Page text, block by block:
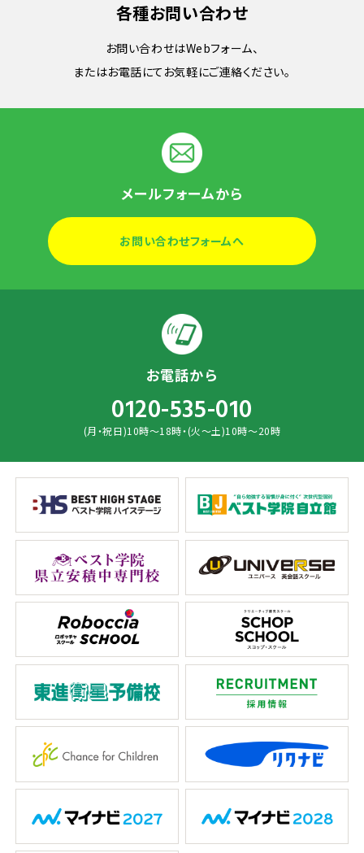
各種お問い合わせ
お問い合わせはWebフォーム、
またはお電話にてお気軽にご連絡ください。
メールフォームから
お問い合わせフォームへ
お電話から
0120-535-010
(月・祝日)10時～18時・(火～土)10時～20時